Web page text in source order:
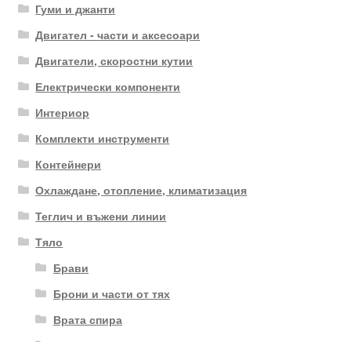
Гуми и джанти
Двигател - части и аксесоари
Двигатели, скоростни кутии
Електрически компоненти
Интериор
Комплекти инструменти
Контейнери
Охлаждане, отопление, климатизация
Теглич и въжени линии
Тяло
Брави
Брони и части от тях
Врата спира